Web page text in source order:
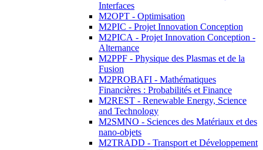
Interfaces
M2OPT - Optimisation
M2PIC - Projet Innovation Conception
M2PICA - Projet Innovation Conception -
Alternance
M2PPF - Physique des Plasmas et de la
Fusion
M2PROBAFI - Mathématiques
Financières : Probabilités et Finance
M2REST - Renewable Energy, Science
and Technology
M2SMNO - Sciences des Matériaux et des
nano-objets
M2TRADD - Transport et Développement